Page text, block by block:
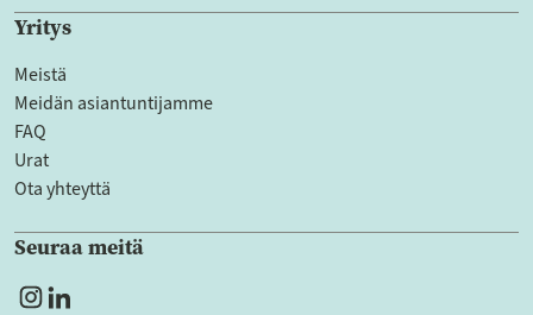
Yritys
Meistä
Meidän asiantuntijamme
FAQ
Urat
Ota yhteyttä
Seuraa meitä